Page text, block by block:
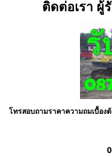
ติดต่อเรา ผู้
โทรสอบถามราคาความถมเบื้อง